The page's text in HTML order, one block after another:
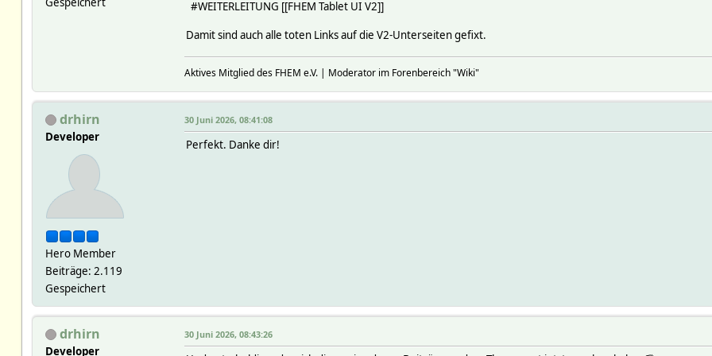
#WEITERLEITUNG [[FHEM Tablet UI V2]]
Damit sind auch alle toten Links auf die V2-Unterseiten gefixt.
Aktives Mitglied des FHEM e.V. | Moderator im Forenbereich "Wiki"
drhirn
Developer
Hero Member
Beiträge: 2.119
Gespeichert
30 Juni 2026, 08:41:08
Perfekt. Danke dir!
drhirn
Developer
30 Juni 2026, 08:43:26